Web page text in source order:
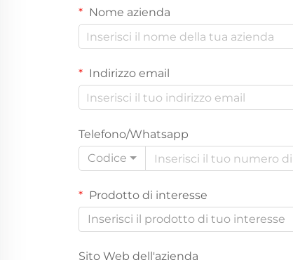
Nome azienda
Indirizzo email
Telefono/Whatsapp
Codice
Prodotto di interesse
Inserisci il prodotto di tuo interesse
Sito Web dell'azienda